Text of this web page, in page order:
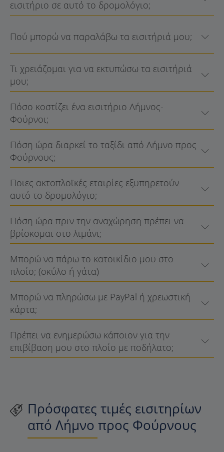
εισιτήριο σε αυτό το δρομολόγιο;
Πού μπορώ να παραλάβω τα εισιτήριά μου;
Τι χρειάζομαι για να εκτυπώσω τα εισιτήριά
μου;
Πόσο κοστίζει ένα εισιτήριο Λήμνος-
Φούρνοι;
Πόση ώρα διαρκεί το ταξίδι από Λήμνο προς
Φούρνους;
Ποιες ακτοπλοϊκές εταιρίες εξυπηρετούν
αυτό το δρομολόγιο;
Πόση ώρα πριν την αναχώρηση πρέπει να
βρίσκομαι στο λιμάνι;
Μπορώ να πάρω το κατοικίδιο μου στο
πλοίο; (σκύλο ή γάτα)
Μπορώ να πληρώσω με PayPal ή χρεωστική
κάρτα;
Πρέπει να ενημερώσω κάποιον για την
επιβίβαση μου στο πλοίο με ποδήλατο;
Πρόσφατες τιμές εισιτηρίων
από Λήμνο προς Φούρνους